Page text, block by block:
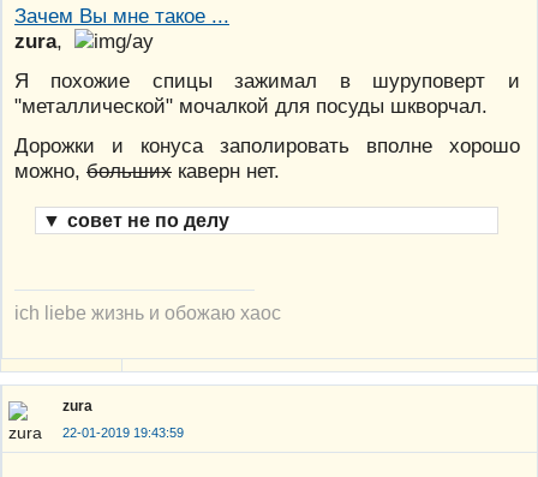
Зачем Вы мне такое ...
zura,
Я похожие спицы зажимал в шуруповерт и
"металлической" мочалкой для посуды шкворчал.
Дорожки и конуса заполировать вполне хорошо
можно, больших каверн нет.
▼ совет не по делу
ich liebe жизнь и обожаю хаос
zura
22-01-2019 19:43:59